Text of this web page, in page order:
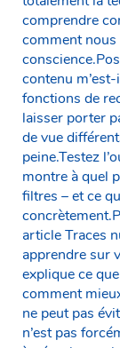
comprendre
comment
contenu
fonctions de
laisser porter
de vue
peine.Testez
montre à quel
filtres – et ce
article Traces
apprendre sur
explique ce
comment
ne peut pas
n’est pas